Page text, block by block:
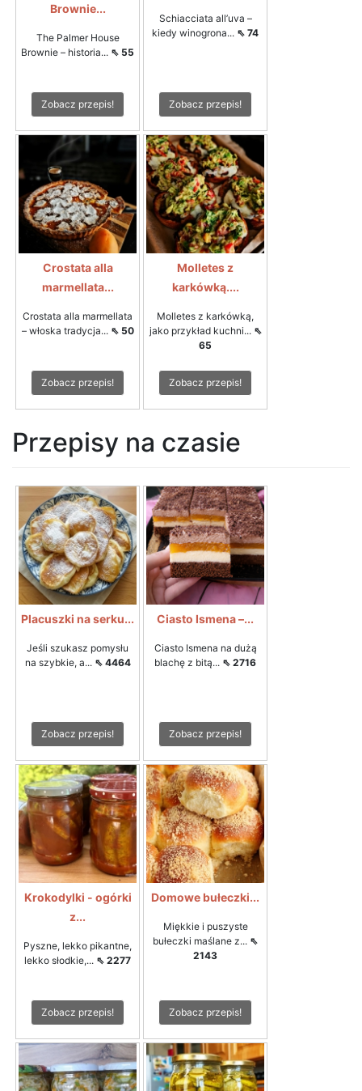
Brownie...
The Palmer House
Brownie – historia... ⇖ 55
Zobacz przepis!
Schiacciata all’uva –
kiedy winogrona... ⇖ 74
Zobacz przepis!
Crostata alla
marmellata...
Crostata alla marmellata
– włoska tradycja... ⇖ 50
Zobacz przepis!
Molletes z
karkówką....
Molletes z karkówką,
jako przykład kuchni... ⇖
65
Zobacz przepis!
Przepisy na czasie
Placuszki na serku...
Jeśli szukasz pomysłu
na szybkie, a... ⇖ 4464
Zobacz przepis!
Ciasto Ismena –...
Ciasto Ismena na dużą
blachę z bitą... ⇖ 2716
Zobacz przepis!
Krokodylki - ogórki
z...
Pyszne, lekko pikantne,
lekko słodkie,... ⇖ 2277
Zobacz przepis!
Domowe bułeczki...
Miękkie i puszyste
bułeczki maślane z... ⇖
2143
Zobacz przepis!